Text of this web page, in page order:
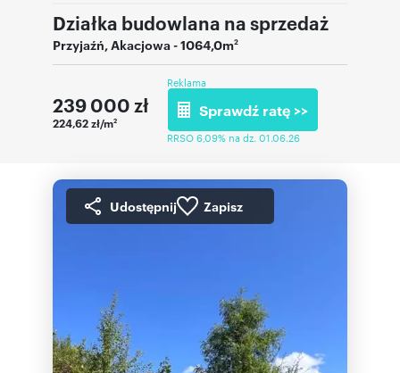
Działka budowlana na sprzedaż
Przyjaźń,Akacjowa- 1064,0m2
239 000 zł
224,62 zł/m2
Reklama
Sprawdź ratę >>
RRSO 6,09% na dz. 01.06.26
Udostępnij Zapisz